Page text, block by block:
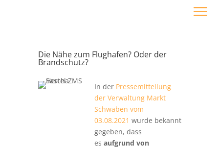
Die Nähe zum Flughafen? Oder der
Brandschutz?
In der Pressemitteilung
der Verwaltung Markt
Schwaben vom
03.08.2021 wurde bekannt
gegeben, dass
es aufgrund von